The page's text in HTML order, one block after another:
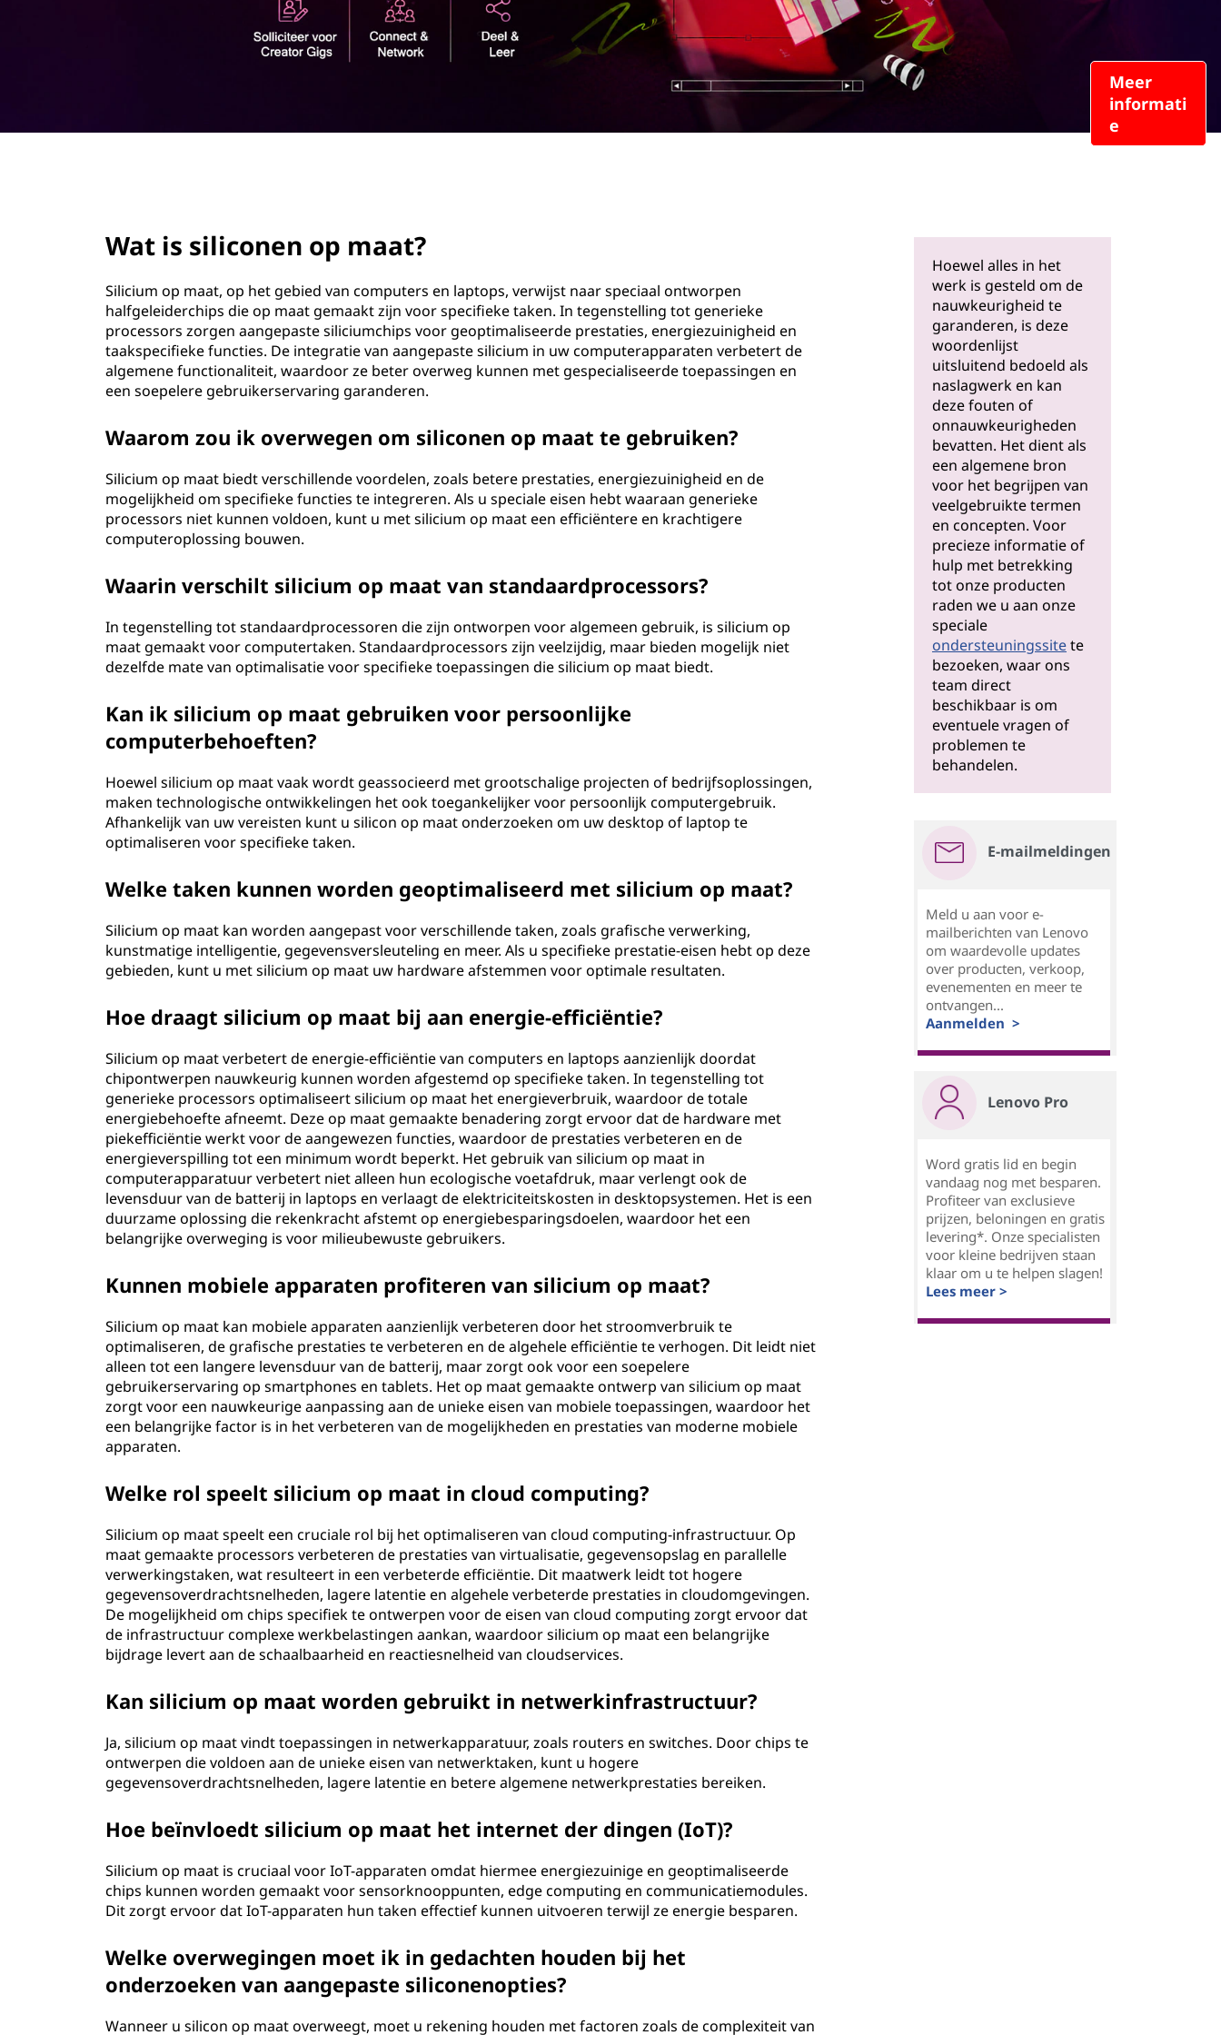
Meer
informati
e
Wat is siliconen op maat?
Silicium op maat, op het gebied van computers en laptops, verwijst naar speciaal ontworpen
halfgeleiderchips die op maat gemaakt zijn voor specifieke taken. In tegenstelling tot generieke
processors zorgen aangepaste siliciumchips voor geoptimaliseerde prestaties, energiezuinigheid en
taakspecifieke functies. De integratie van aangepaste silicium in uw computerapparaten verbetert de
algemene functionaliteit, waardoor ze beter overweg kunnen met gespecialiseerde toepassingen en
een soepelere gebruikerservaring garanderen.
Waarom zou ik overwegen om siliconen op maat te gebruiken?
Silicium op maat biedt verschillende voordelen, zoals betere prestaties, energiezuinigheid en de
mogelijkheid om specifieke functies te integreren. Als u speciale eisen hebt waaraan generieke
processors niet kunnen voldoen, kunt u met silicium op maat een efficiëntere en krachtigere
computeroplossing bouwen.
Waarin verschilt silicium op maat van standaardprocessors?
In tegenstelling tot standaardprocessoren die zijn ontworpen voor algemeen gebruik, is silicium op
maat gemaakt voor computertaken. Standaardprocessors zijn veelzijdig, maar bieden mogelijk niet
dezelfde mate van optimalisatie voor specifieke toepassingen die silicium op maat biedt.
Kan ik silicium op maat gebruiken voor persoonlijke
computerbehoeften?
Hoewel silicium op maat vaak wordt geassocieerd met grootschalige projecten of bedrijfsoplossingen,
maken technologische ontwikkelingen het ook toegankelijker voor persoonlijk computergebruik.
Afhankelijk van uw vereisten kunt u silicon op maat onderzoeken om uw desktop of laptop te
optimaliseren voor specifieke taken.
Welke taken kunnen worden geoptimaliseerd met silicium op maat?
Silicium op maat kan worden aangepast voor verschillende taken, zoals grafische verwerking,
kunstmatige intelligentie, gegevensversleuteling en meer. Als u specifieke prestatie-eisen hebt op deze
gebieden, kunt u met silicium op maat uw hardware afstemmen voor optimale resultaten.
Hoe draagt silicium op maat bij aan energie-efficiëntie?
Silicium op maat verbetert de energie-efficiëntie van computers en laptops aanzienlijk doordat
chipontwerpen nauwkeurig kunnen worden afgestemd op specifieke taken. In tegenstelling tot
generieke processors optimaliseert silicium op maat het energieverbruik, waardoor de totale
energiebehoefte afneemt. Deze op maat gemaakte benadering zorgt ervoor dat de hardware met
piekefficiëntie werkt voor de aangewezen functies, waardoor de prestaties verbeteren en de
energieverspilling tot een minimum wordt beperkt. Het gebruik van silicium op maat in
computerapparatuur verbetert niet alleen hun ecologische voetafdruk, maar verlengt ook de
levensduur van de batterij in laptops en verlaagt de elektriciteitskosten in desktopsystemen. Het is een
duurzame oplossing die rekenkracht afstemt op energiebesparingsdoelen, waardoor het een
belangrijke overweging is voor milieubewuste gebruikers.
Kunnen mobiele apparaten profiteren van silicium op maat?
Silicium op maat kan mobiele apparaten aanzienlijk verbeteren door het stroomverbruik te
optimaliseren, de grafische prestaties te verbeteren en de algehele efficiëntie te verhogen. Dit leidt niet
alleen tot een langere levensduur van de batterij, maar zorgt ook voor een soepelere
gebruikerservaring op smartphones en tablets. Het op maat gemaakte ontwerp van silicium op maat
zorgt voor een nauwkeurige aanpassing aan de unieke eisen van mobiele toepassingen, waardoor het
een belangrijke factor is in het verbeteren van de mogelijkheden en prestaties van moderne mobiele
apparaten.
Welke rol speelt silicium op maat in cloud computing?
Silicium op maat speelt een cruciale rol bij het optimaliseren van cloud computing-infrastructuur. Op
maat gemaakte processors verbeteren de prestaties van virtualisatie, gegevensopslag en parallelle
verwerkingstaken, wat resulteert in een verbeterde efficiëntie. Dit maatwerk leidt tot hogere
gegevensoverdrachtsnelheden, lagere latentie en algehele verbeterde prestaties in cloudomgevingen.
De mogelijkheid om chips specifiek te ontwerpen voor de eisen van cloud computing zorgt ervoor dat
de infrastructuur complexe werkbelastingen aankan, waardoor silicium op maat een belangrijke
bijdrage levert aan de schaalbaarheid en reactiesnelheid van cloudservices.
Kan silicium op maat worden gebruikt in netwerkinfrastructuur?
Ja, silicium op maat vindt toepassingen in netwerkapparatuur, zoals routers en switches. Door chips te
ontwerpen die voldoen aan de unieke eisen van netwerktaken, kunt u hogere
gegevensoverdrachtsnelheden, lagere latentie en betere algemene netwerkprestaties bereiken.
Hoe beïnvloedt silicium op maat het internet der dingen (IoT)?
Silicium op maat is cruciaal voor IoT-apparaten omdat hiermee energiezuinige en geoptimaliseerde
chips kunnen worden gemaakt voor sensorknooppunten, edge computing en communicatiemodules.
Dit zorgt ervoor dat IoT-apparaten hun taken effectief kunnen uitvoeren terwijl ze energie besparen.
Welke overwegingen moet ik in gedachten houden bij het
onderzoeken van aangepaste siliconenopties?
Wanneer u silicon op maat overweegt, moet u rekening houden met factoren zoals de complexiteit van
Hoewel alles in het
werk is gesteld om de
nauwkeurigheid te
garanderen, is deze
woordenlijst
uitsluitend bedoeld als
naslagwerk en kan
deze fouten of
onnauwkeurigheden
bevatten. Het dient als
een algemene bron
voor het begrijpen van
veelgebruikte termen
en concepten. Voor
precieze informatie of
hulp met betrekking
tot onze producten
raden we u aan onze
speciale
ondersteuningssitete
bezoeken, waar ons
team direct
beschikbaar is om
eventuele vragen of
problemen te
behandelen.
E-mailmeldingen
Meld u aan voor e-
mailberichten van Lenovo
om waardevolle updates
over producten, verkoop,
evenementen en meer te
ontvangen...
Aanmelden >
Lenovo Pro
Word gratis lid en begin
vandaag nog met besparen.
Profiteer van exclusieve
prijzen, beloningen en gratis
levering*. Onze specialisten
voor kleine bedrijven staan
klaar om u te helpen slagen!
Lees meer >